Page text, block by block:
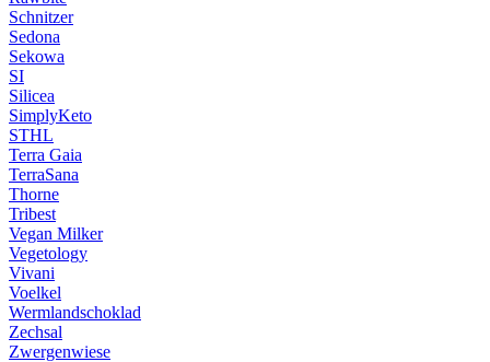
Schnitzer
Sedona
Sekowa
SI
Silicea
SimplyKeto
STHL
Terra Gaia
TerraSana
Thorne
Tribest
Vegan Milker
Vegetology
Vivani
Voelkel
Wermlandschoklad
Zechsal
Zwergenwiese